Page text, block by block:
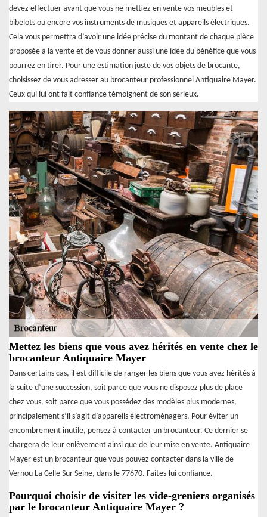
devez effectuer avant que vous ne mettiez en vente vos meubles et
bibelots ou encore vos instruments de musiques et appareils électriques.
Cela vous permettra d’avoir une idée précise du montant de chaque pièce
proposée à la vente et de vous donner aussi une idée du bénéfice que vous
pourrez en tirer. Pour une estimation juste de vos objets de brocante,
choisissez de vous adresser au brocanteur professionnel Antiquaire Mayer.
Ceux qui lui ont fait confiance témoignent de son sérieux.
Mettez les biens que vous avez hérités en vente chez le
brocanteur Antiquaire Mayer
Dans certains cas, il est difficile de ranger les biens que vous avez hérités à
la suite d’une succession, soit parce que vous ne disposez plus de place
chez vous, soit parce que vous possédez des modèles plus modernes,
principalement s’il s’agit d’appareils électroménagers. Pour éviter un
encombrement inutile, pensez à contacter un brocanteur. Ce dernier se
chargera de leur enlèvement ainsi que de leur mise en vente. Antiquaire
Mayer est un brocanteur que vous pouvez contacter dans la ville de
Vernou La Celle Sur Seine, dans le 77670. Faites-lui confiance.
Pourquoi choisir de visiter les vide-greniers organisés
par le brocanteur Antiquaire Mayer ?